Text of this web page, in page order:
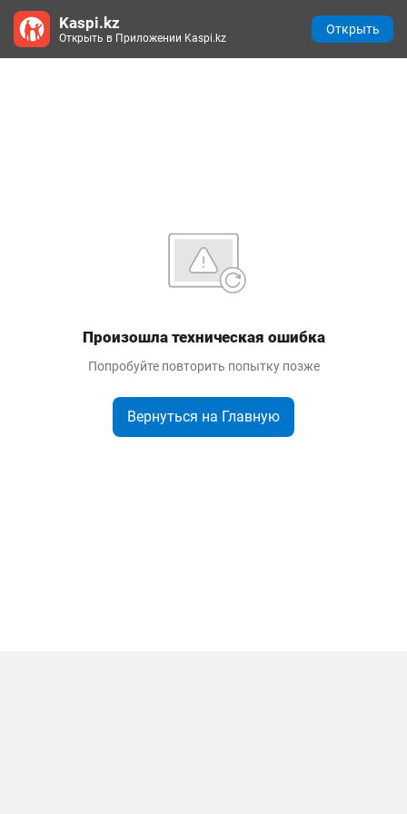
Произошла техническая ошибка
Попробуйте повторить попытку позже
Вернуться на Главную
Kaspi.kz
Открыть в Приложении Kaspi.kz
Открыть